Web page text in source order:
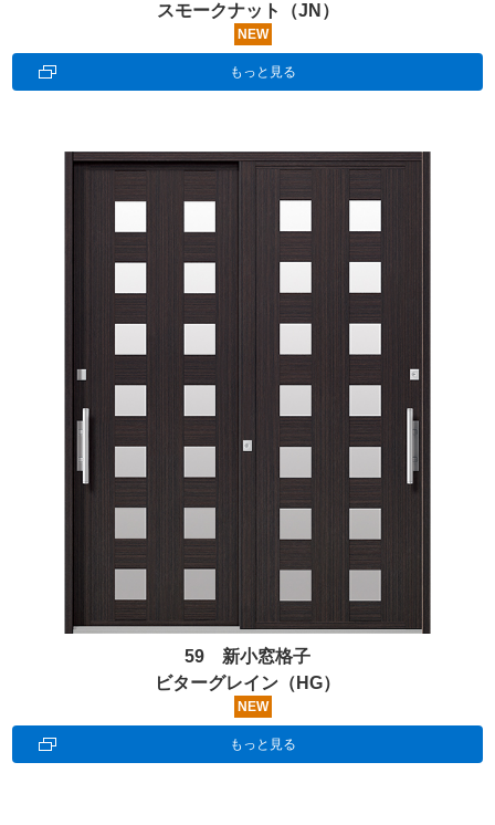
スモークナット（JN）
NEW
もっと見る
59 新小窓格子
ビターグレイン（HG）
NEW
もっと見る